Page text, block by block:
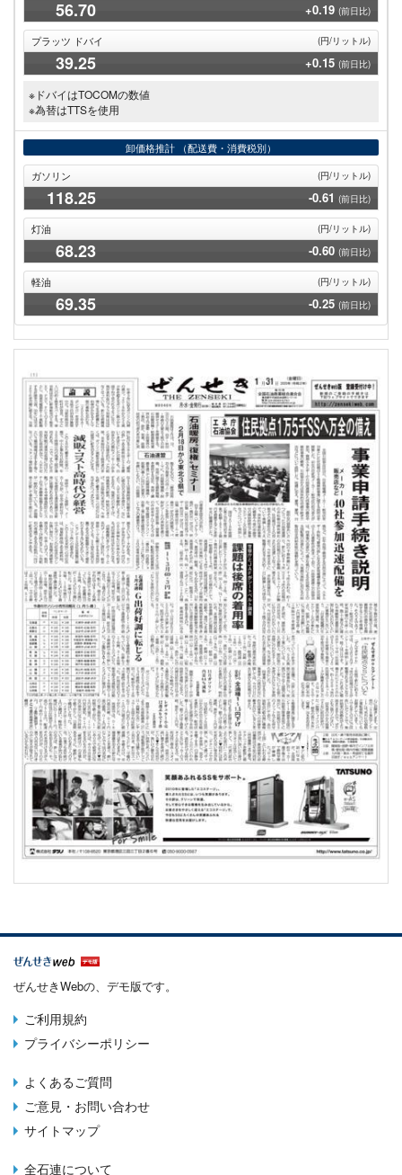
56.70 +0.19 (前日比)
プラッツ ドバイ (円/リットル)
39.25 +0.15 (前日比)
※ドバイはTOCOMの数値
※為替はTTSを使用
卸価格推計
（配送費・消費税別）
ガソリン
(円/リットル)
118.25 -0.61 (前日比)
灯油 (円/リットル)
68.23 -0.60 (前日比)
軽油 (円/リットル)
69.35 -0.25 (前日比)
ぜんせきWebの、デモ版です。
Terms
menu
ご利用規約
プライバシーポリシー
Footer
menu
よくあるご質問
ご意見・お問い合わせ
サイトマップ
全石連について